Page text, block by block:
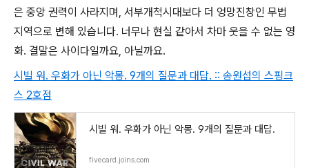
은 중앙 권력이 사라지며, 서부개척시대보다 더 엉망진창인 무법
지역으로 변해 있습니다. 너무나 현실 같아서 차마 웃을 수 없는 영
화. 결말은 사이다일까요, 아닐까요.
시빌 워. 우화가 아닌 악몽. 9개의 질문과 대답. :: 송원섭의 스핑크
스 2호점
시빌 워. 우화가 아닌 악몽. 9개의 질문과 대답.
fivecard.joins.com